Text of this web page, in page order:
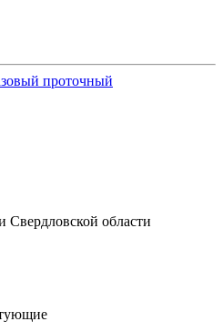
Свердловской области